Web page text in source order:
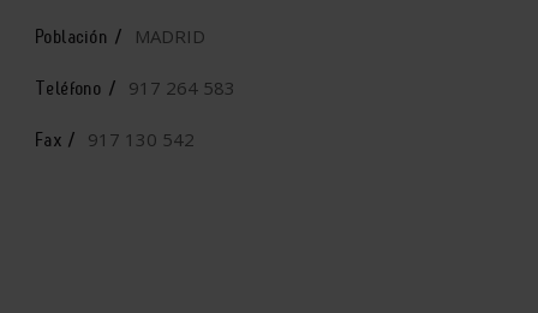
Población / MADRID
Teléfono / 917 264 583
Fax / 917 130 542